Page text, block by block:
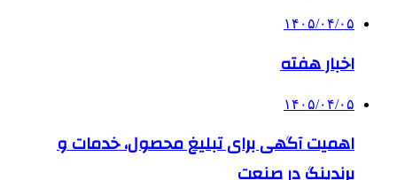
۱۴۰۵/۰۴/۰۵
اخبار هفته
۱۴۰۵/۰۴/۰۵
اهمیت آگهی برای تبلیغ محصول، خدمات و